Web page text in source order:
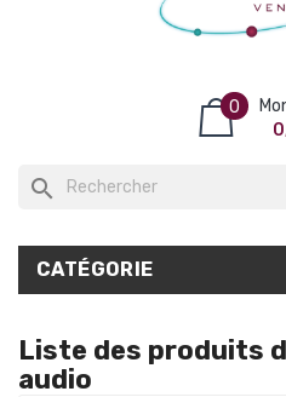
0
search
CATÉGORIE
Liste des produits
audio